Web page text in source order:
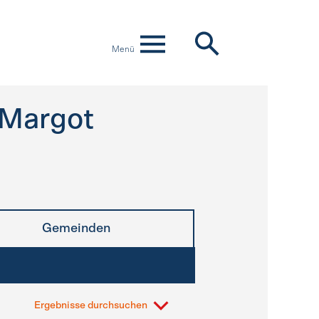
Menü
Gemeinden
Ergebnisse durchsuchen